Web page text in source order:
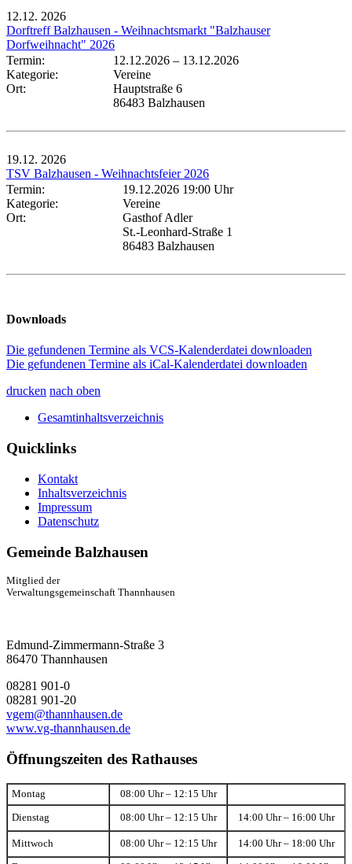
12.12. 2026
Dorftreff Balzhausen - Weihnachtsmarkt "Balzhauser
Dorfweihnacht" 2026
Termin:
12.12.2026 – 13.12.2026
Kategorie:
Vereine
Ort:
Hauptstraße 6
86483 Balzhausen
19.12. 2026
TSV Balzhausen - Weihnachtsfeier 2026
Termin:
19.12.2026 19:00 Uhr
Kategorie:
Vereine
Ort:
Gasthof Adler
St.-Leonhard-Straße 1
86483 Balzhausen
Downloads
Die gefundenen Termine als VCS-Kalenderdatei downloaden
Die gefundenen Termine als iCal-Kalenderdatei downloaden
drucken nach oben
Gesamtinhaltsverzeichnis
Quicklinks
Kontakt
Inhaltsverzeichnis
Impressum
Datenschutz
Gemeinde Balzhausen
Mitglied der
Verwaltungsgemeinschaft Thannhausen
Edmund-Zimmermann-Straße 3
86470 Thannhausen
08281 901-0
08281 901-20
vgem@thannhausen.de
www.vg-thannhausen.de
Öffnungszeiten des Rathauses
Montag 08:00 Uhr – 12:15 Uhr
Dienstag 08:00 Uhr – 12:15 Uhr 14:00 Uhr – 16:00 Uhr
Mittwoch 08:00 Uhr – 12:15 Uhr 14:00 Uhr – 18:00 Uhr